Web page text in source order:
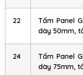
22
Tấm Panel
dày 50mm,
24
Tấm Panel
dày 75mm,